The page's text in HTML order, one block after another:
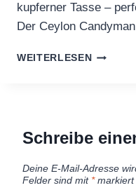
kupferner Tasse –
Der Ceylon
WEITERLESENCEYLON
Schreibe
Deine E-Mail-Adresse
Felder sind mit *markiert